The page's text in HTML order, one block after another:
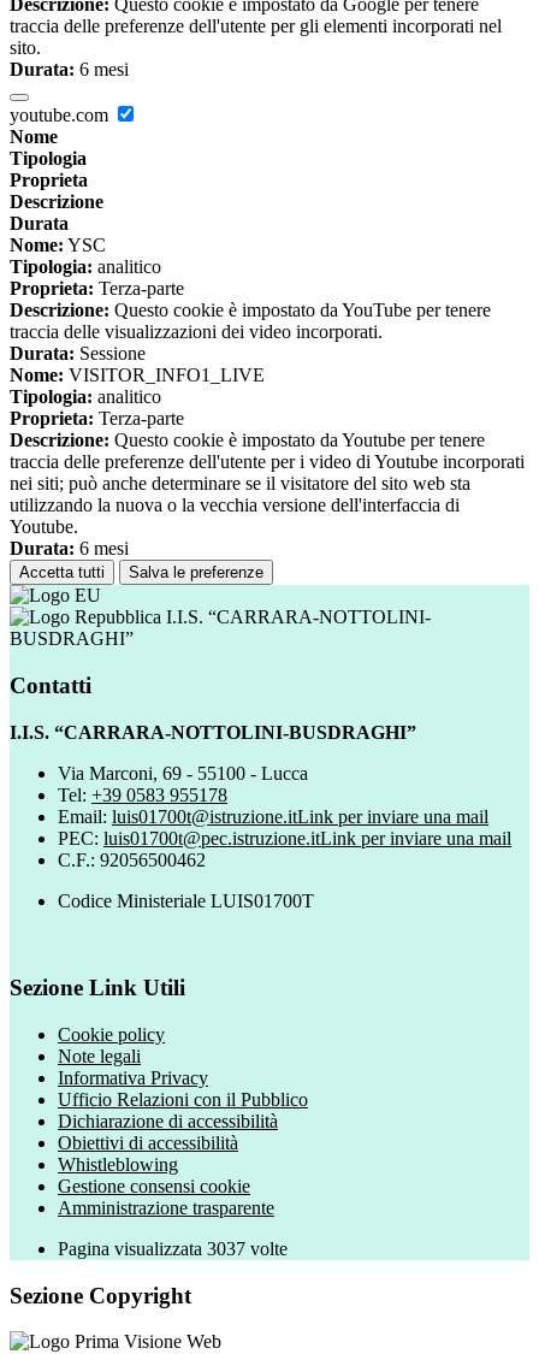
Descrizione: Questo cookie è impostato da Google per tenere
traccia delle preferenze dell'utente per gli elementi incorporati nel
sito.
Durata: 6 mesi
youtube.com
Nome
Tipologia
Proprieta
Descrizione
Durata
Nome: YSC
Tipologia: analitico
Proprieta: Terza-parte
Descrizione: Questo cookie è impostato da YouTube per tenere
traccia delle visualizzazioni dei video incorporati.
Durata: Sessione
Nome: VISITOR_INFO1_LIVE
Tipologia: analitico
Proprieta: Terza-parte
Descrizione: Questo cookie è impostato da Youtube per tenere
traccia delle preferenze dell'utente per i video di Youtube incorporati
nei siti; può anche determinare se il visitatore del sito web sta
utilizzando la nuova o la vecchia versione dell'interfaccia di
Youtube.
Durata: 6 mesi
Accetta tutti Salva le preferenze
I.I.S. “CARRARA-NOTTOLINI-
BUSDRAGHI”
Contatti
I.I.S. “CARRARA-NOTTOLINI-BUSDRAGHI”
Via Marconi, 69 - 55100 - Lucca
Tel: +39 0583 955178
Email: luis01700t@istruzione.itLink per inviare una mail
PEC: luis01700t@pec.istruzione.itLink per inviare una mail
C.F.: 92056500462
Codice Ministeriale LUIS01700T
Sezione Link Utili
Cookie policy
Note legali
Informativa Privacy
Ufficio Relazioni con il Pubblico
Dichiarazione di accessibilità
Obiettivi di accessibilità
Whistleblowing
Gestione consensi cookie
Amministrazione trasparente
Pagina visualizzata 3037 volte
Sezione Copyright